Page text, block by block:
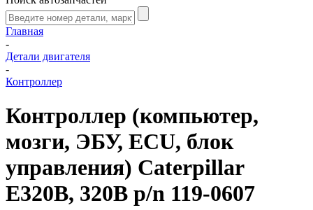
Главная
-
Детали двигателя
-
Контроллер
Контроллер (компьютер,
мозги, ЭБУ, ECU, блок
управления) Caterpillar
E320B, 320B p/n 119-0607